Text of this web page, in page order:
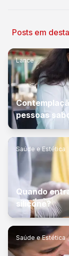
Posts em
Lance
pessoas
Saúde e Estética
Quando
silicone?
Saúde e Estética